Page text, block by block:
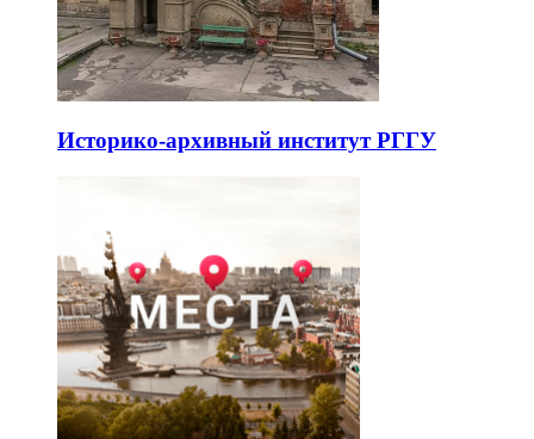
Историко-архивный институт РГГУ